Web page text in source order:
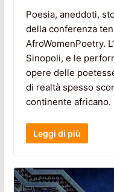
Poesia, aneddoti,
della conferenza
AfroWomenPoetry.
Sinopoli, e le
opere delle
di realtà spesso
continente africano.
Leggi di più